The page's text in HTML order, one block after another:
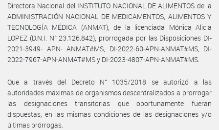
Directora Nacional del INSTITUTO NACIONAL DE ALIMENTOS de la
ADMINISTRACIÓN NACIONAL DE MEDICAMENTOS, ALIMENTOS Y
TECNOLOGÍA MÉDICA (ANMAT), de la licenciada Mónica Alicia
LOPEZ (D.N.I. N° 23.126.842), prorrogada por las Disposiciones DI-
2021-3949- APN- ANMAT#MS, DI-2022-60-APN-ANMAT#MS, DI-
2022-7967-APN-ANMAT#MS y DI-2023-4807-APN-ANMAT#MS.
Que a través del Decreto N° 1035/2018 se autorizó a las
autoridades máximas de organismos descentralizados a prorrogar
las designaciones transitorias que oportunamente fueran
dispuestas, en las mismas condiciones de las designaciones y/o
últimas prórrogas.